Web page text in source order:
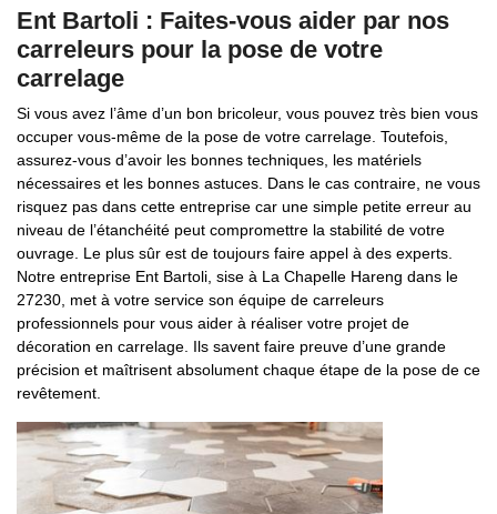
Ent Bartoli : Faites-vous aider par nos
carreleurs pour la pose de votre
carrelage
Si vous avez l’âme d’un bon bricoleur, vous pouvez très bien vous
occuper vous-même de la pose de votre carrelage. Toutefois,
assurez-vous d’avoir les bonnes techniques, les matériels
nécessaires et les bonnes astuces. Dans le cas contraire, ne vous
risquez pas dans cette entreprise car une simple petite erreur au
niveau de l’étanchéité peut compromettre la stabilité de votre
ouvrage. Le plus sûr est de toujours faire appel à des experts.
Notre entreprise Ent Bartoli, sise à La Chapelle Hareng dans le
27230, met à votre service son équipe de carreleurs
professionnels pour vous aider à réaliser votre projet de
décoration en carrelage. Ils savent faire preuve d’une grande
précision et maîtrisent absolument chaque étape de la pose de ce
revêtement.